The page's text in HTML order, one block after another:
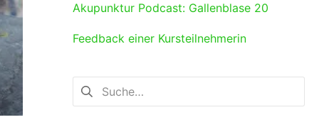
Akupunktur Podcast: Gallenblase 20
Feedback einer Kursteilnehmerin